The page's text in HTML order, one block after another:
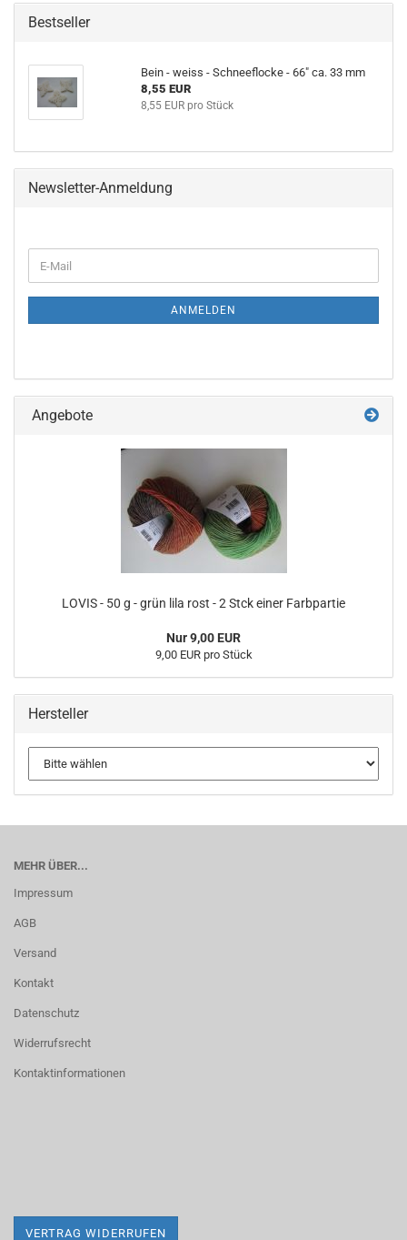
Bestseller
Bein - weiss - Schneeflocke - 66" ca. 33 mm
8,55 EUR
8,55 EUR pro Stück
Newsletter-Anmeldung
ZUR
E-
Mail
ANMELDEN
Angebote
LOVIS - 50 g - grün lila rost - 2 Stck einer Farbpartie
Nur 9,00 EUR
9,00 EUR pro Stück
Hersteller
MEHR ÜBER...
Impressum
AGB
Versand
Kontakt
Datenschutz
Widerrufsrecht
Kontaktinformationen
VERTRAG WIDERRUFEN